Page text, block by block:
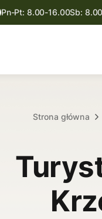
Pn-Pt: 8.00-16.00Sb:
Strona główna